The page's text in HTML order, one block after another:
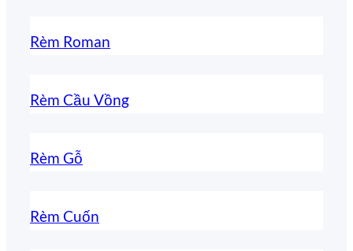
Rèm Roman
Rèm Cầu Vồng
Rèm Gỗ
Rèm Cuốn